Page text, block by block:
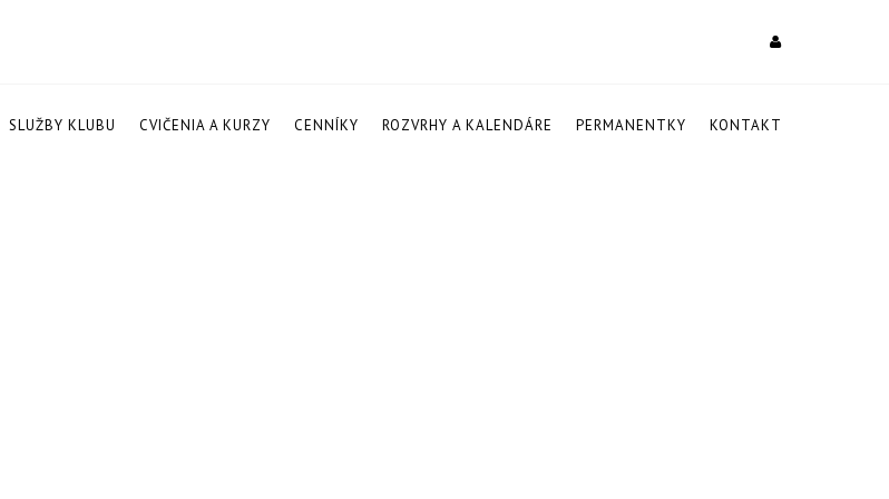
SLUŽBY KLUBU CVIČENIA A KURZY CENNÍKY ROZVRHY A KALENDÁRE PERMANENTKY KONTAKT